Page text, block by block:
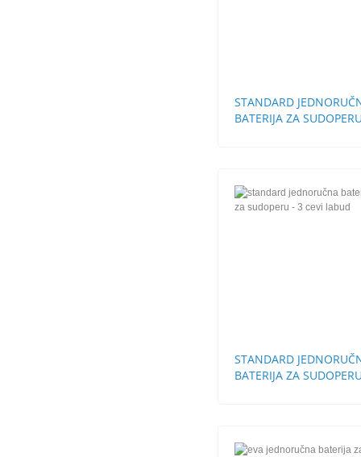
STANDARD
BATERIJA ZA
STANDARD
BATERIJA ZA